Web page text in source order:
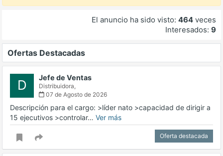
El anuncio ha sido visto: 464 veces
Interesados: 9
Ofertas Destacadas
D Jefe de Ventas
Distribuidora,
07 de Agosto de 2026
Descripción para el cargo: >líder nato >capacidad de dirigir a
15 ejecutivos >controlar… Ver más
Oferta destacada